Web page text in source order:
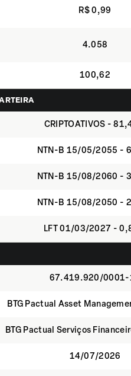
R$ 0,99
4.058
100,62
CRIPTOATIVOS -
NTN-B 15/05/2055 -
NTN-B 15/08/2060 -
NTN-B 15/08/2050 -
LFT 01/03/2027 -
67.419.920/0001-
BTG Pactual Asset
BTG Pactual Serviços
14/07/2026